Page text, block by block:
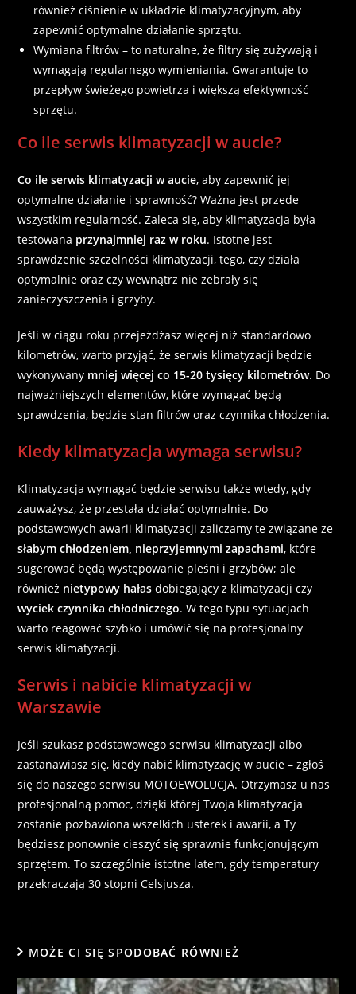
również ciśnienie w układzie klimatyzacyjnym, aby
zapewnić optymalne działanie sprzętu.
Wymiana filtrów – to naturalne, że filtry się zużywają i
wymagają regularnego wymieniania. Gwarantuje to
przepływ świeżego powietrza i większą efektywność
sprzętu.
Co ile serwis klimatyzacji w aucie?
Co ile serwis klimatyzacji w aucie, aby zapewnić jej
optymalne działanie i sprawność? Ważna jest przede
wszystkim regularność. Zaleca się, aby klimatyzacja była
testowana przynajmniej raz w roku. Istotne jest
sprawdzenie szczelności klimatyzacji, tego, czy działa
optymalnie oraz czy wewnątrz nie zebrały się
zanieczyszczenia i grzyby.
Jeśli w ciągu roku przejeżdżasz więcej niż standardowo
kilometrów, warto przyjąć, że serwis klimatyzacji będzie
wykonywany mniej więcej co 15-20 tysięcy kilometrów. Do
najważniejszych elementów, które wymagać będą
sprawdzenia, będzie stan filtrów oraz czynnika chłodzenia.
Kiedy klimatyzacja wymaga serwisu?
Klimatyzacja wymagać będzie serwisu także wtedy, gdy
zauważysz, że przestała działać optymalnie. Do
podstawowych awarii klimatyzacji zaliczamy te związane ze
słabym chłodzeniem, nieprzyjemnymi zapachami, które
sugerować będą występowanie pleśni i grzybów; ale
również nietypowy hałas dobiegający z klimatyzacji czy
wyciek czynnika chłodniczego. W tego typu sytuacjach
warto reagować szybko i umówić się na profesjonalny
serwis klimatyzacji.
Serwis i nabicie klimatyzacji w
Warszawie
Jeśli szukasz podstawowego serwisu klimatyzacji albo
zastanawiasz się, kiedy nabić klimatyzację w aucie – zgłoś
się do naszego serwisu MOTOEWOLUCJA. Otrzymasz u nas
profesjonalną pomoc, dzięki której Twoja klimatyzacja
zostanie pozbawiona wszelkich usterek i awarii, a Ty
będziesz ponownie cieszyć się sprawnie funkcjonującym
sprzętem. To szczególnie istotne latem, gdy temperatury
przekraczają 30 stopni Celsjusza.
MOŻE CI SIĘ SPODOBAĆ RÓWNIEŻ